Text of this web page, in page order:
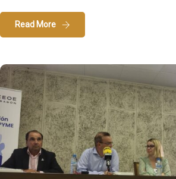
Read More